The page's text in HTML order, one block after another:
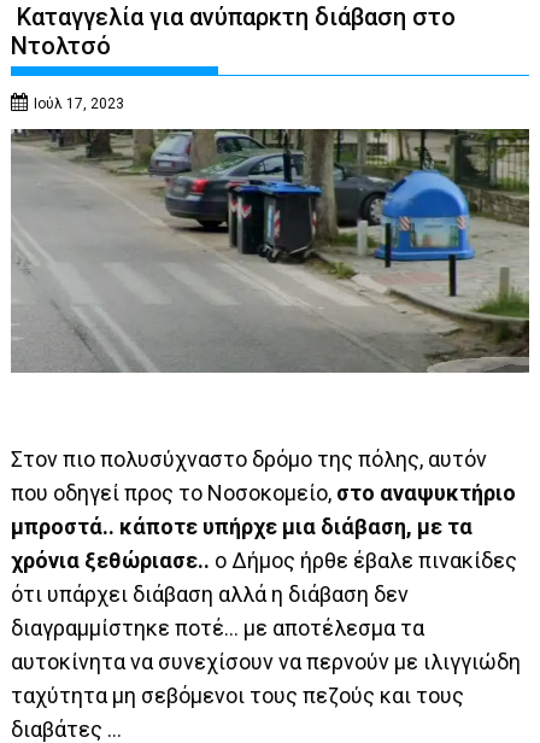
Καταγγελία για ανύπαρκτη διάβαση στο
Ντολτσό
Ιούλ 17, 2023
Στον πιο πολυσύχναστο δρόμο της πόλης, αυτόν
που οδηγεί προς το Νοσοκομείο, στο αναψυκτήριο
μπροστά.. κάποτε υπήρχε μια διάβαση, με τα
χρόνια ξεθώριασε.. ο Δήμος ήρθε έβαλε πινακίδες
ότι υπάρχει διάβαση αλλά η διάβαση δεν
διαγραμμίστηκε ποτέ… με αποτέλεσμα τα
αυτοκίνητα να συνεχίσουν να περνούν με ιλιγγιώδη
ταχύτητα μη σεβόμενοι τους πεζούς και τους
διαβάτες …